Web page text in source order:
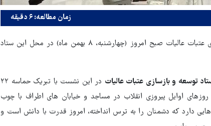
زمان مطالعه: ۶ دقیقه
نشست صمیمی مدیران ارشد ستاد توسعه و بازسازی عتبات عالیات صبح امروز (چهارشنبه، ۸ بهمن ماه) در محل این ستاد
توسعه و بازسازی عتبات عالیات
در این نشست با تبریک حماسه ۲۲
اوایل پیروزی انقلاب در مساجد و خیابان های اطراف با چوب
دارد که دشمنان را به ترس انداخته، امروز قدرت با دانش است و